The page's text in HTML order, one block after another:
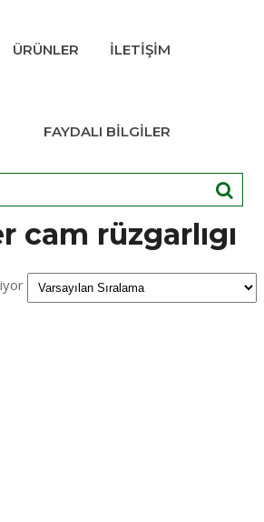
ÜRÜNLER İLETIŞIM
FAYDALI BILGILER
cam rüzgarlıgı